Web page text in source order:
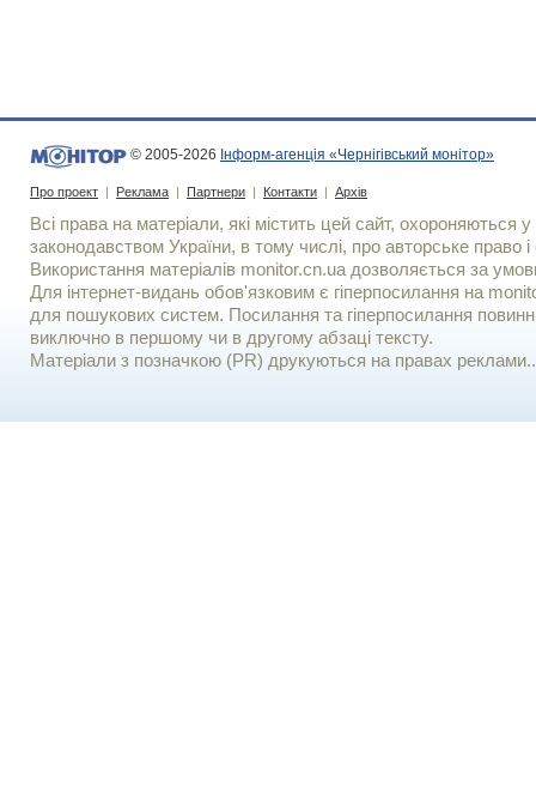
© 2005-2026 Інформ-агенція «Чернігівський монітор»
Про проект | Реклама | Партнери | Контакти | Архів
Всі права на матеріали, які містить цей сайт, охороняються у
законодавством України, в тому числі, про авторське право і
Використання матерiалiв monitor.cn.ua дозволяється за
Для iнтернет-видань обов'язковим є гiперпосилання на
для пошукових систем. Посилання та гіперпосилання
виключно в першому чи в другому абзаці тексту.
Матеріали з позначкою (PR) друкуються на правах реклами..